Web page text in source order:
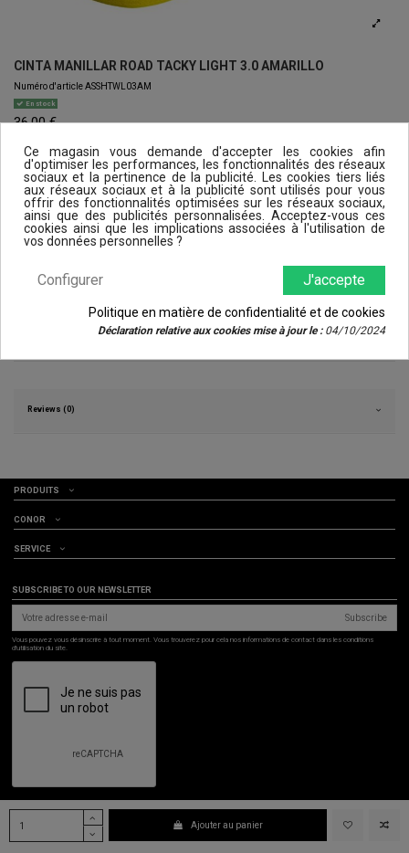
CINTA MANILLAR ROAD TACKY LIGHT 3.0 AMARILLO
Numéro d'articleASSHTWL03AM
En stock
36,00 €
Ajouter au panier
Reviews (0)
PRODUITS
CONOR
SERVICE
SUBSCRIBE TO OUR NEWSLETTER
Subscribe
Vous pouvez vous désinscrire à tout moment. Vous trouverez pour cela nos informations de contact dans les conditions
d'utilisation du site.
Copyright © Conor Sports, S.A. 2025. Todos los derechos reservados |
privacidad
Aviso legal|Política de cookies
Ce magasin vous demande d'accepter les cookies afin
d'optimiser les performances, les fonctionnalités des réseaux
sociaux et la pertinence de la publicité. Les cookies tiers liés
aux réseaux sociaux et à la publicité sont utilisés pour vous
offrir des fonctionnalités optimisées sur les réseaux sociaux,
ainsi que des publicités personnalisées. Acceptez-vous ces
cookies ainsi que les implications associées à l'utilisation de
vos données personnelles ?
J'accepte
Configurer
Politique en matière de confidentialité et de cookies
Déclaration relative aux cookies mise à jour le :04/10/2024